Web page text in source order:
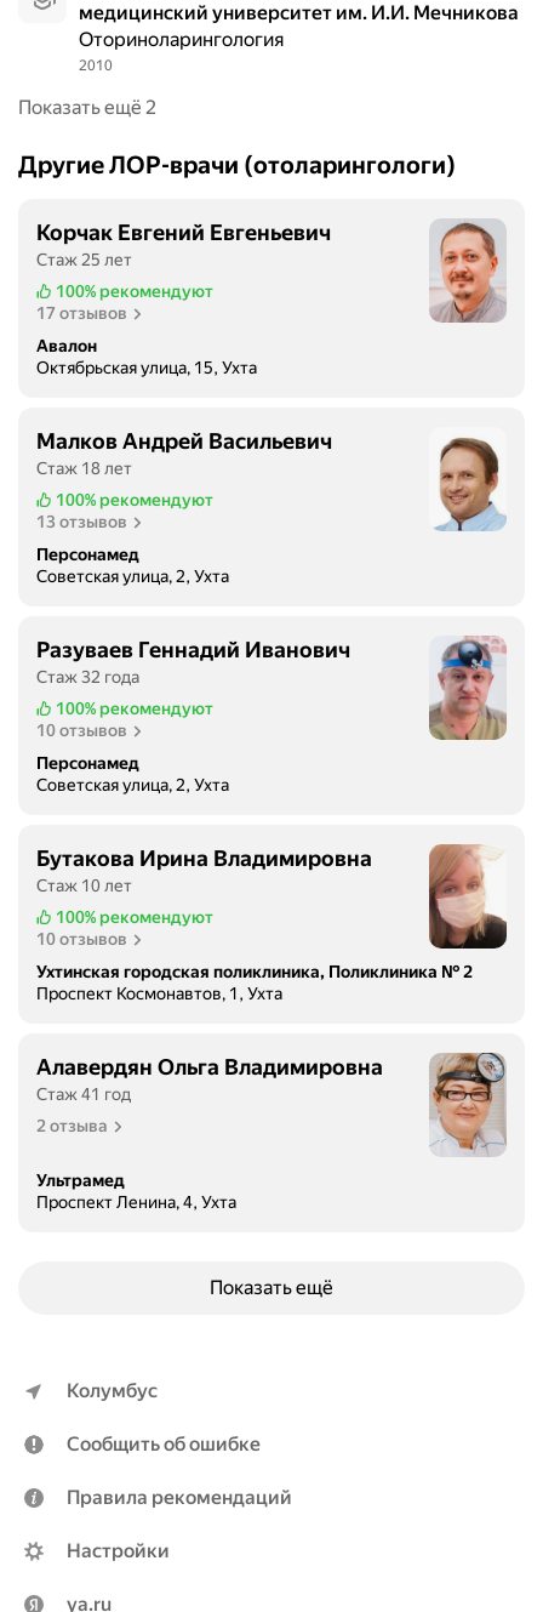
медицинский университет им. И.И. Мечникова
Оториноларингология
2010
Показать ещё 2
Другие ЛОР-врачи (отоларингологи)
Корчак Евгений Евгеньевич
Стаж 25 лет
100% рекомендуют
17 отзывов
Авалон
Октябрьская улица, 15, Ухта
Малков Андрей Васильевич
Стаж 18 лет
100% рекомендуют
13 отзывов
Персонамед
Советская улица, 2, Ухта
Разуваев Геннадий Иванович
Стаж 32 года
100% рекомендуют
10 отзывов
Персонамед
Советская улица, 2, Ухта
Бутакова Ирина Владимировна
Стаж 10 лет
100% рекомендуют
10 отзывов
Ухтинская городская поликлиника, Поликлиника № 2
Проспект Космонавтов, 1, Ухта
Алавердян Ольга Владимировна
Стаж 41 год
2 отзыва
Ультрамед
Проспект Ленина, 4, Ухта
Показать ещё
Колумбус
Сообщить об ошибке
Правила рекомендаций
Настройки
ya.ru